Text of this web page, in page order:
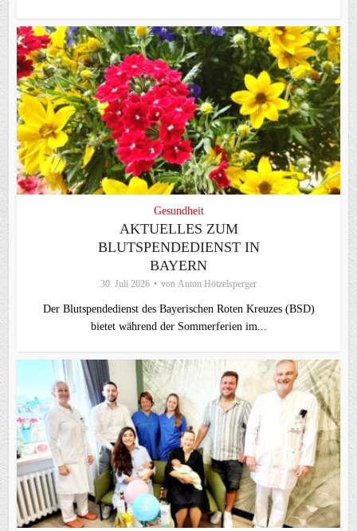
Gesundheit
AKTUELLES ZUM
BLUTSPENDEDIENST IN
BAYERN
30. Juli 2026 von Anton Hötzelsperger
Der Blutspendedienst des Bayerischen Roten Kreuzes (BSD)
bietet während der Sommerferien im...